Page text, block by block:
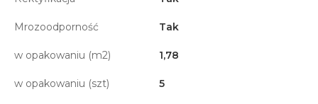
Mrozoodporność Tak
w opakowaniu (m2) 1,78
w opakowaniu (szt) 5